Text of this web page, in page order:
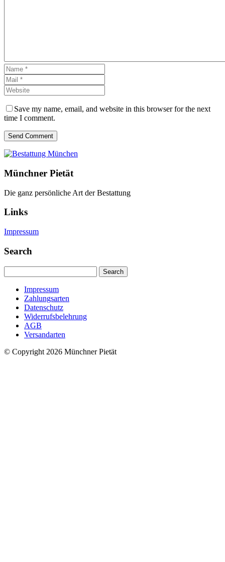
Save my name, email, and website in this browser for the next
time I comment.
Send Comment
Münchner Pietät
Die ganz persönliche Art der Bestattung
Links
Impressum
Search
Search
Impressum
Zahlungsarten
Datenschutz
Widerrufsbelehrung
AGB
Versandarten
© Copyright 2026 Münchner Pietät